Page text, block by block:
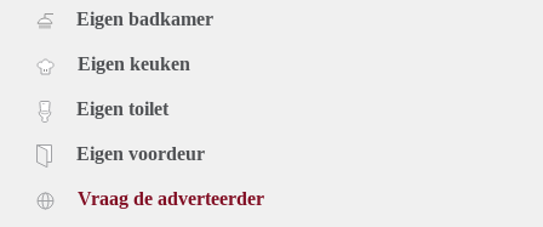
Eigen badkamer
Eigen keuken
Eigen toilet
Eigen voordeur
Vraag de adverteerder